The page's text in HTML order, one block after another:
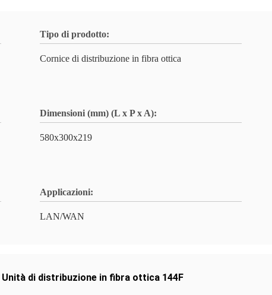
Tipo di prodotto:
Cornice di distribuzione in fibra ottica
Dimensioni (mm) (L x P x A):
580x300x219
Applicazioni:
LAN/WAN
Unità di distribuzione in fibra ottica 144F